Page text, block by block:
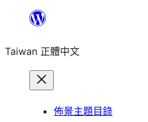
主
Taiwan 正體中文
佈景主題目錄